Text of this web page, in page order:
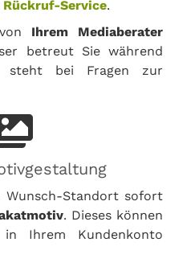
Rückruf-Service.
Ihrem Mediaberater
betreut Sie während
steht bei Fragen zur
Wunsch-Standort sofort
. Dieses können
Ihrem Kundenkonto